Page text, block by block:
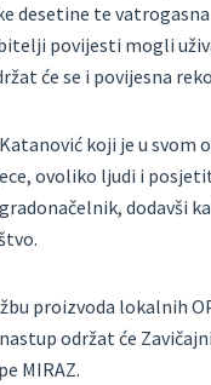
desetine te
povijesti mogli
će se i povijesna
koji je u svom
ovoliko ljudi i
dodavši
proizvoda lokalnih
održat će
MIRAZ.